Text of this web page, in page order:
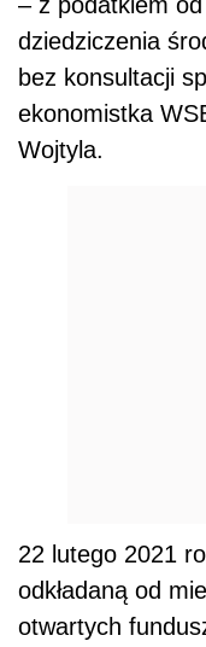
dziedziczenia
bez konsultacji
ekonomistka
Wojtyla.
22 lutego 2021
odkładaną od
otwartych